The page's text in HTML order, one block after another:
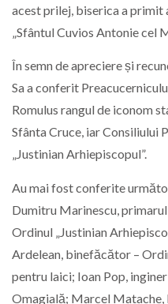
acest prilej, biserica a primit
„Sfântul Cuvios Antonie cel
În semn de apreciere și
Sa a conferit
Romulus rangul de iconom
Sfânta Cruce, iar Consiliului
„Justinian Arhiepiscopul”.
Au mai fost conferite
Dumitru Marinescu,
Ordinul „Justinian
Ardelean, binefăcător –
pentru laici; Ioan Pop,
Omagială; Marcel